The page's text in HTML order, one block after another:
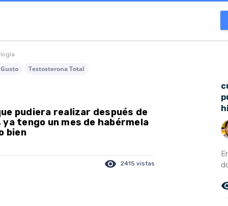
Testosterona Total
pudiera realizar después de
tengo un mes de habérmela
bien
visibility 2415 vistas